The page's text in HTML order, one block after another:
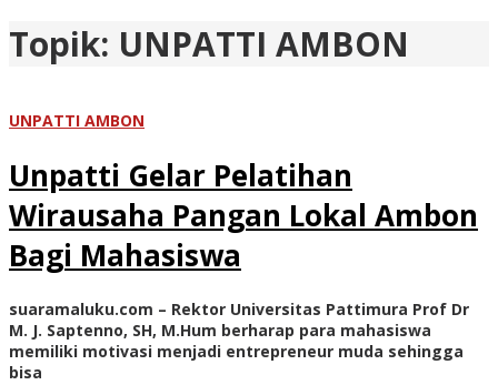
Topik: UNPATTI AMBON
UNPATTI AMBON
Unpatti Gelar Pelatihan
Wirausaha Pangan Lokal Ambon
Bagi Mahasiswa
suaramaluku.com – Rektor Universitas Pattimura Prof Dr
M. J. Saptenno, SH, M.Hum berharap para mahasiswa
memiliki motivasi menjadi entrepreneur muda sehingga
bisa